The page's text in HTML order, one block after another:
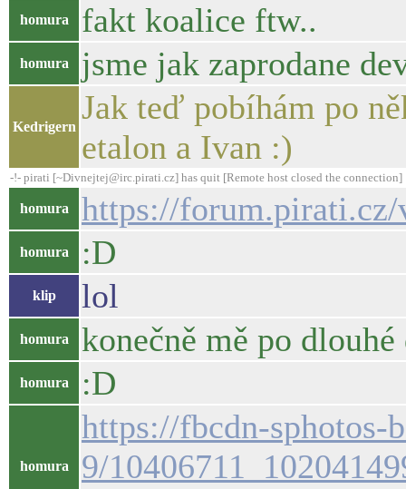
homura fakt koalice ftw..
homura jsme jak zaprodane
Kedrigern
Jak teď pobíhám po
etalon a Ivan :)
-!- pirati [~Divnejtej@irc.pirati.cz] has quit [Remote host closed the connection]
homura https://forum.pirati.cz/
homura :D
klip lol
homura konečně mě po
homura :D
homura
https://fbcdn-sphotos-
9/